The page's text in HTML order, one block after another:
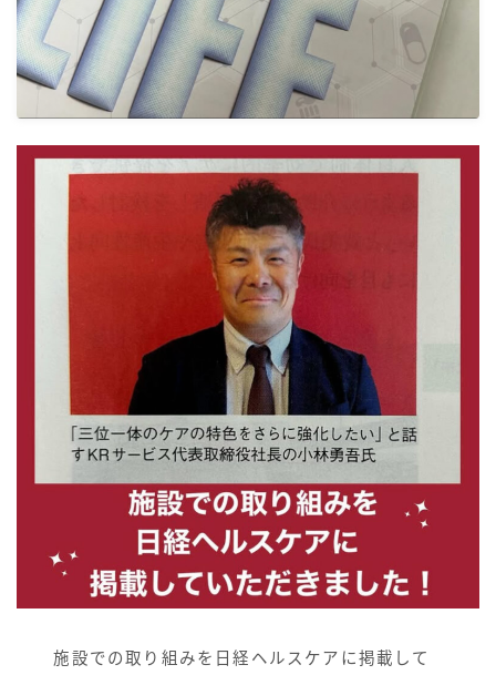
施設での取り組みを日経ヘルスケアに掲載して